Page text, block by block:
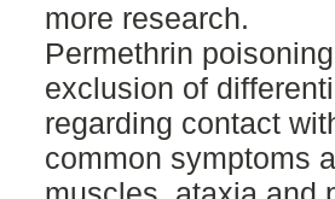
more research.
Permethrin
exclusion of
regarding contact
common symptoms